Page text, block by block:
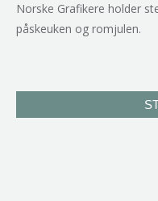
Norske Grafikere holder
påskeuken og romjulen.